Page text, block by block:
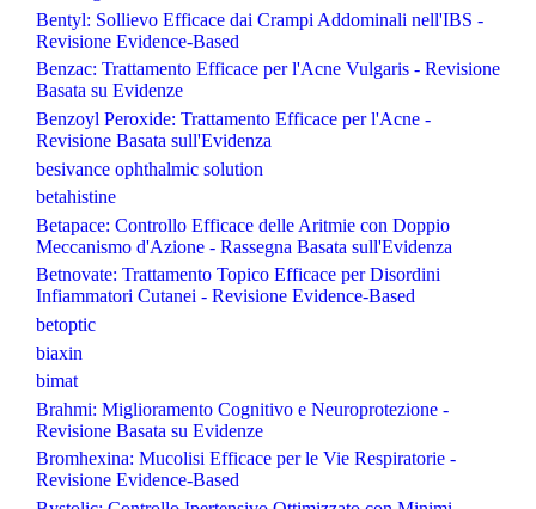
Bentyl: Sollievo Efficace dai Crampi Addominali nell'IBS -
Revisione Evidence-Based
Benzac: Trattamento Efficace per l'Acne Vulgaris - Revisione
Basata su Evidenze
Benzoyl Peroxide: Trattamento Efficace per l'Acne -
Revisione Basata sull'Evidenza
besivance ophthalmic solution
betahistine
Betapace: Controllo Efficace delle Aritmie con Doppio
Meccanismo d'Azione - Rassegna Basata sull'Evidenza
Betnovate: Trattamento Topico Efficace per Disordini
Infiammatori Cutanei - Revisione Evidence-Based
betoptic
biaxin
bimat
Brahmi: Miglioramento Cognitivo e Neuroprotezione -
Revisione Basata su Evidenze
Bromhexina: Mucolisi Efficace per le Vie Respiratorie -
Revisione Evidence-Based